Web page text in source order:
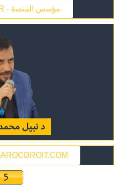
THE FOUNDER - مؤسس المنصة